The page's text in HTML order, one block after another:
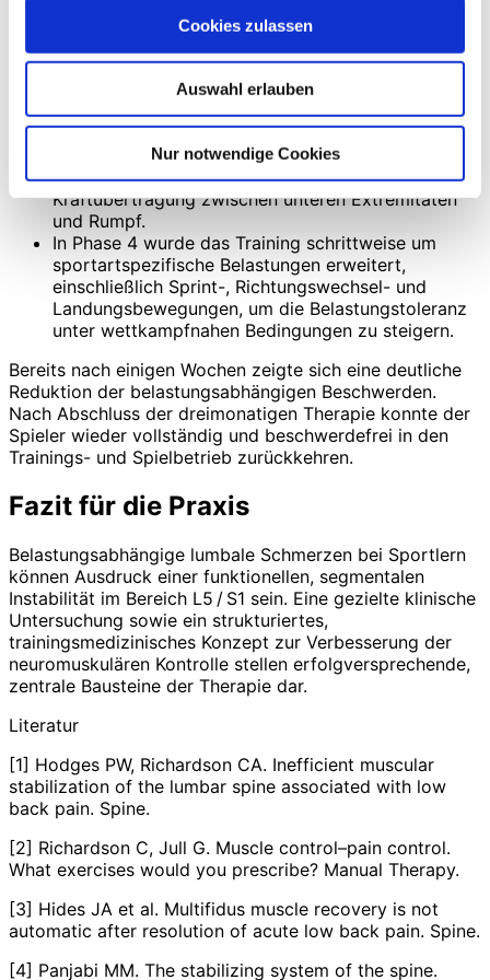
Cookies zulassen
Auswahl erlauben
Nur notwendige Cookies
Stabilisationsübungen integriert, um die
die lumbopelvine Kontrolle unter funktionellen
Bewegungs­bedingungen zu verbessern.
In Phase 3 erfolgte die Integration funktioneller
Bewegungsmuster wie Kniebeugen und
Ausfallschritte mit besonderem Augenmerk auf eine
stabile Rumpfkontrolle und eine verbesserte
Kraftübertragung zwischen unteren Extremitäten
und Rumpf.
In Phase 4 wurde das Training schrittweise um
sportartspezifische Belastungen erweitert,
einschließlich Sprint-, Richtungswechsel- und
Landungsbewegungen, um die Belastungstoleranz
unter wettkampfnahen Bedingungen zu steigern.
Bereits nach einigen Wochen zeigte sich eine deutliche
Reduktion der belastungsabhängigen Beschwerden.
Nach Abschluss der dreimonatigen Therapie konnte der
Spieler wieder vollständig und beschwerdefrei in den
Trainings- und Spielbetrieb zurückkehren.
Fazit für die Praxis
Belastungsabhängige lumbale Schmerzen bei Sportlern
können Ausdruck einer funktionellen, segmentalen
Instabilität im Bereich L5 / S1 sein. Eine gezielte klinische
Untersuchung sowie ein strukturiertes,
trainingsmedizinisches Konzept zur Verbesserung der
neuromuskulären Kontrolle stellen erfolgversprechende,
zentrale Bausteine der Therapie dar.
Literatur
[1] Hodges PW, Richardson CA. Inefficient muscular
stabilization of the lumbar spine associated with low
back pain. Spine.
[2] Richardson C, Jull G. Muscle control–pain control.
What exercises would you prescribe? Manual Therapy.
[3] Hides JA et al. Multifidus muscle recovery is not
automatic after resolution of acute low back pain. Spine.
[4] Panjabi MM. The stabilizing system of the spine.